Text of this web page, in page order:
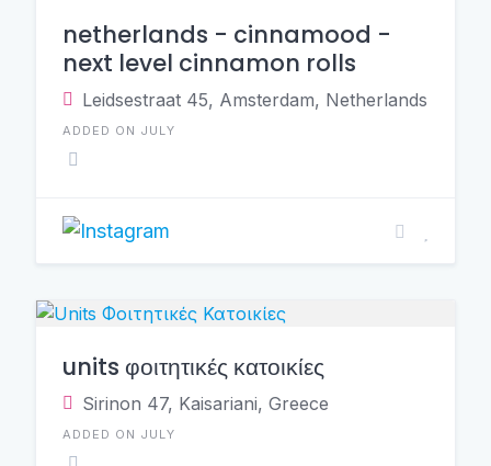
netherlands - cinnamood -
next level cinnamon rolls
Leidsestraat 45, Amsterdam, Netherlands
ADDED ON JULY
units φοιτητικές κατοικίες
Sirinon 47, Kaisariani, Greece
ADDED ON JULY